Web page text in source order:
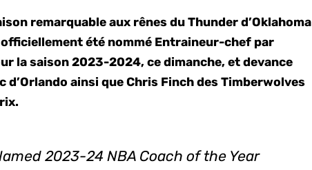
remarquable aux rênes du Thunder d’Oklahoma
été nommé Entraineur-chef par
la saison 2023-2024, ce dimanche, et devance
d’Orlando ainsi que Chris Finch des Timberwolves
2023-24 NBA Coach of the Year